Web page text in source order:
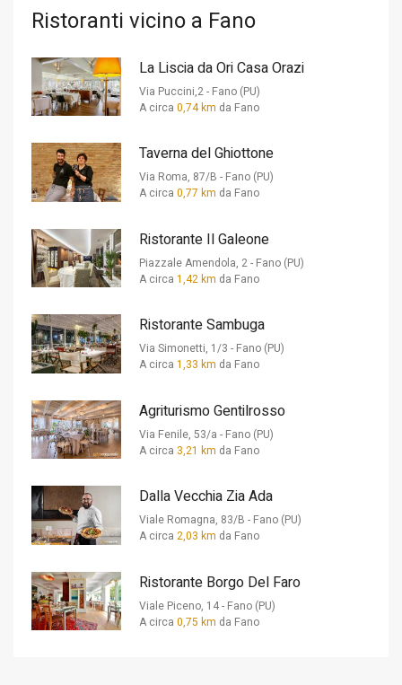
Ristoranti vicino a Fano
La Liscia da Ori Casa Orazi
Via Puccini,2 - Fano (PU)
A circa 0,74 km da Fano
Taverna del Ghiottone
Via Roma, 87/B - Fano (PU)
A circa 0,77 km da Fano
Ristorante Il Galeone
Piazzale Amendola, 2 - Fano (PU)
A circa 1,42 km da Fano
Ristorante Sambuga
Via Simonetti, 1/3 - Fano (PU)
A circa 1,33 km da Fano
Agriturismo Gentilrosso
Via Fenile, 53/a - Fano (PU)
A circa 3,21 km da Fano
Dalla Vecchia Zia Ada
Viale Romagna, 83/B - Fano (PU)
A circa 2,03 km da Fano
Ristorante Borgo Del Faro
Viale Piceno, 14 - Fano (PU)
A circa 0,75 km da Fano